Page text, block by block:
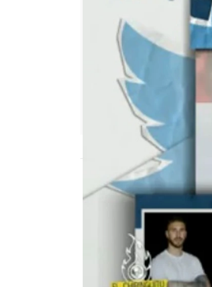
Madrid
Publicado: 08 de junio de
El Chiringuito